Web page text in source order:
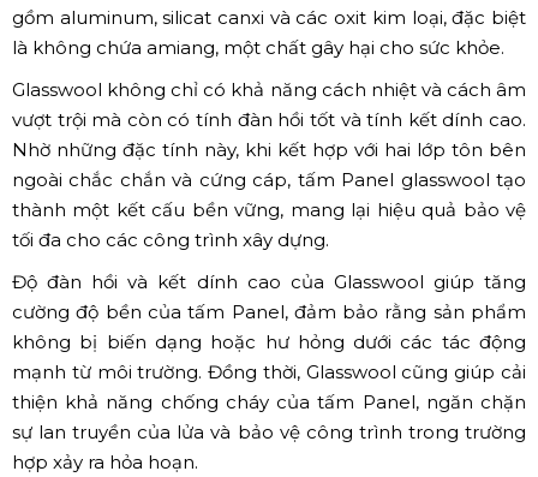
gồm aluminum, silicat canxi và các oxit kim loại, đặc biệt
là không chứa amiang, một chất gây hại cho sức khỏe.
Glasswool không chỉ có khả năng cách nhiệt và cách âm
vượt trội mà còn có tính đàn hồi tốt và tính kết dính cao.
Nhờ những đặc tính này, khi kết hợp với hai lớp tôn bên
ngoài chắc chắn và cứng cáp, tấm Panel glasswool tạo
thành một kết cấu bền vững, mang lại hiệu quả bảo vệ
tối đa cho các công trình xây dựng.
Độ đàn hồi và kết dính cao của Glasswool giúp tăng
cường độ bền của tấm Panel, đảm bảo rằng sản phẩm
không bị biến dạng hoặc hư hỏng dưới các tác động
mạnh từ môi trường. Đồng thời, Glasswool cũng giúp cải
thiện khả năng chống cháy của tấm Panel, ngăn chặn
sự lan truyền của lửa và bảo vệ công trình trong trường
hợp xảy ra hỏa hoạn.